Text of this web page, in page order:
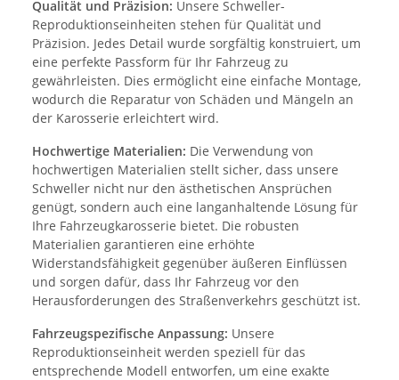
Qualität und Präzision: Unsere Schweller-
Reproduktionseinheiten stehen für Qualität und
Präzision. Jedes Detail wurde sorgfältig konstruiert, um
eine perfekte Passform für Ihr Fahrzeug zu
gewährleisten. Dies ermöglicht eine einfache Montage,
wodurch die Reparatur von Schäden und Mängeln an
der Karosserie erleichtert wird.
Hochwertige Materialien: Die Verwendung von
hochwertigen Materialien stellt sicher, dass unsere
Schweller nicht nur den ästhetischen Ansprüchen
genügt, sondern auch eine langanhaltende Lösung für
Ihre Fahrzeugkarosserie bietet. Die robusten
Materialien garantieren eine erhöhte
Widerstandsfähigkeit gegenüber äußeren Einflüssen
und sorgen dafür, dass Ihr Fahrzeug vor den
Herausforderungen des Straßenverkehrs geschützt ist.
Fahrzeugspezifische Anpassung: Unsere
Reproduktionseinheit werden speziell für das
entsprechende Modell entworfen, um eine exakte